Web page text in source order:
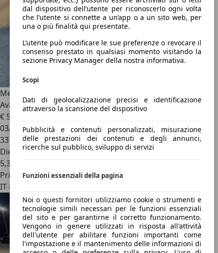
dal dispositivo dell’utente per riconoscerlo ogni volta
che l’utente si connette a un’app o a un sito web, per
una o più finalità qui presentate.
L’utente può modificare le sue preferenze o revocare il
consenso prestato in qualsiasi momento visitando la
sezione Privacy Manager della nostra informativa.
Scopi
Dati di geolocalizzazione precisi e identificazione
attraverso la scansione del dispositivo
Pubblicità e contenuti personalizzati, misurazione
delle prestazioni dei contenuti e degli annunci,
ricerche sul pubblico, sviluppo di servizi
Funzioni essenziali della pagina
Noi o questi fornitori utilizziamo cookie o strumenti e
tecnologie simili necessari per le funzioni essenziali
del sito e per garantirne il corretto funzionamento.
Vengono in genere utilizzati in risposta all'attività
dell'utente per abilitare funzioni importanti come
l'impostazione e il mantenimento delle informazioni di
Mercedes-Benz C 250
Avantgarde AMG
€ 5.000
03/2010
337.326 km
Diesel
5,3 l/100 km (comb.)
Privato
IT 84131